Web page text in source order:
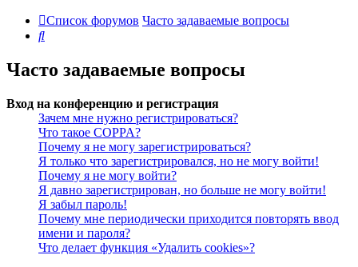
Список форумов Часто задаваемые вопросы
Поиск
Часто задаваемые вопросы
Вход на конференцию и регистрация
Зачем мне нужно регистрироваться?
Что такое COPPA?
Почему я не могу зарегистрироваться?
Я только что зарегистрировался, но не могу войти!
Почему я не могу войти?
Я давно зарегистрирован, но больше не могу войти!
Я забыл пароль!
Почему мне периодически приходится повторять ввод
имени и пароля?
Что делает функция «Удалить cookies»?